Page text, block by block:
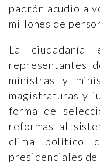
padrón acudió a
millones de
La ciudadanía
representantes
ministras y
magistraturas y
forma de
reformas al
clima político
presidenciales de